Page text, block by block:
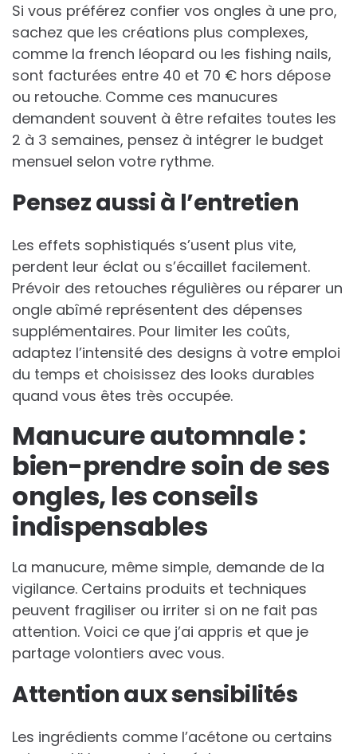
Si vous préférez confier vos ongles à une pro,
sachez que les créations plus complexes,
comme la french léopard ou les fishing nails,
sont facturées entre 40 et 70 € hors dépose
ou retouche. Comme ces manucures
demandent souvent à être refaites toutes les
2 à 3 semaines, pensez à intégrer le budget
mensuel selon votre rythme.
Pensez aussi à l’entretien
Les effets sophistiqués s’usent plus vite,
perdent leur éclat ou s’écaillet facilement.
Prévoir des retouches régulières ou réparer un
ongle abîmé représentent des dépenses
supplémentaires. Pour limiter les coûts,
adaptez l’intensité des designs à votre emploi
du temps et choisissez des looks durables
quand vous êtes très occupée.
Manucure automnale :
bien-prendre soin de ses
ongles, les conseils
indispensables
La manucure, même simple, demande de la
vigilance. Certains produits et techniques
peuvent fragiliser ou irriter si on ne fait pas
attention. Voici ce que j’ai appris et que je
partage volontiers avec vous.
Attention aux sensibilités
Les ingrédients comme l’acétone ou certains